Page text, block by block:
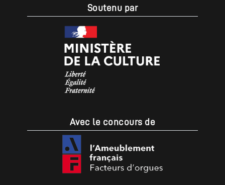
Soutenu par
Avec le concours de